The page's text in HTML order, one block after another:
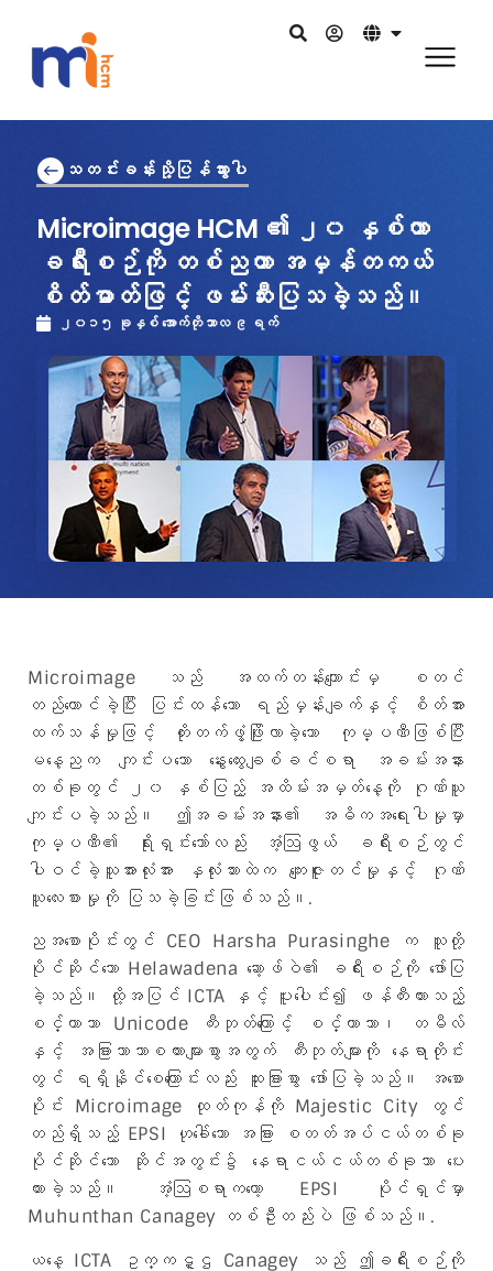
သတင်းခန်းသို့ပြန်သွားပါ
Microimage HCM ၏ ၂၀ နှစ်တာ
ခရီးစဉ်ကို တစ်ညတာ အမှန်တကယ်
စိတ်ဓာတ်ဖြင့် ဖမ်းဆီးပြသခဲ့သည်။
၂၀၁၅ ခုနှစ် အောက်တိုဘာလ ၉ ရက်
Microimage သည် အထက်တန်းကျောင်းမှ စတင်
တည်ထောင်ခဲ့ပြီး ပြင်းထန်သော ရည်မှန်းချက်နှင့် စိတ်အား
ထက်သန်မှုဖြင့် တိုးတက်ဖွံ့ဖြိုးလာခဲ့သော ကုမ္ပဏီဖြစ်ပြီး
မနေ့ညက ကျင်းပသော နွေးထွေးချစ်ခင်စရာ အခမ်းအနား
တစ်ခုတွင် ၂၀ နှစ်ပြည့် အထိမ်းအမှတ်နေ့ကို ဂုဏ်ယူ
ကျင်းပခဲ့သည်။ ဤအခမ်းအနား၏ အဓိကအရေးပါမှုမှာ
ကုမ္ပဏီ၏ ရိုးရှင်းသော်လည်း အံ့ဩဖွယ် ခရီးစဉ်တွင်
ပါဝင်ခဲ့သူအားလုံးအား နှလုံးသားထဲက ကျေးဇူးတင်မှုနှင့် ဂုဏ်
ယူလေးစားမှုကို ပြသခဲ့ခြင်းဖြစ်သည်။.
ညအစောပိုင်းတွင် CEO Harsha Purasinghe က သူတို့
ပိုင်ဆိုင်သော Helawadena ဆော့ဖ်ဝဲ၏ ခရီးစဉ်ကို ဖော်ပြ
ခဲ့သည်။ ထို့အပြင် ICTA နှင့် ပူးပေါင်း၍ ဖန်တီးထားသည့်
စင်္ကာဘာ Unicode ကီးဘုတ်ကြောင့် စင်္ကာဘာ၊ တမီလ်
နှင့် အခြားဘာသာစကားများစွာအတွက် ကီးဘုတ်များကို နေရာတိုင်း
တွင် ရရှိနိုင်စေကြောင်းလည်း ထူးခြားစွာ ဖော်ပြခဲ့သည်။ အစော
ပိုင်း Microimage ထုတ်ကုန်ကို Majestic City တွင်
တည်ရှိသည့် EPSI ဟုခေါ်သော အခြား စတတ်အပ်ငယ်တစ်ခု
ပိုင်ဆိုင်သော ဆိုင်အတွင်း၌ နေရာငယ်ငယ်တစ်ခုသာ ပေး
ထားခဲ့သည်။ အံ့ဩစရာကတော့ EPSI ပိုင်ရှင်မှာ
Muhunthan Canagey တစ်ဦးတည်းပဲ ဖြစ်သည်။.
ယနေ့ ICTA ဥက္ကဋ္ဌ Canagey သည် ဤခရီးစဉ်ကို